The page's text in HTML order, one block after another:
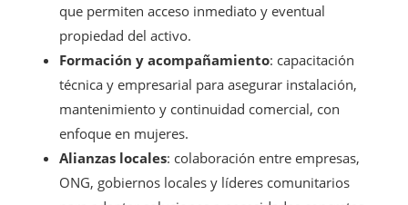
que permiten acceso inmediato y eventual
propiedad del activo.
Formación y acompañamiento: capacitación
técnica y empresarial para asegurar instalación,
mantenimiento y continuidad comercial, con
enfoque en mujeres.
Alianzas locales: colaboración entre empresas,
ONG, gobiernos locales y líderes comunitarios